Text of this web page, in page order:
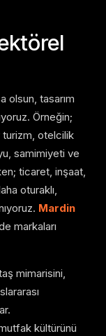
olsun, tasarım
Örneğin;
turizm, otelcilik
samimiyeti ve
ticaret, inşaat,
oturaklı,
Mardin
markaları
mimarisini,
kültürünü